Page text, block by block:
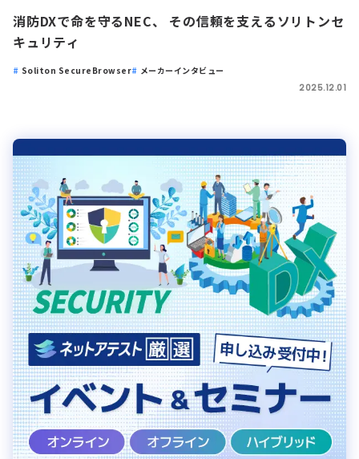
消防DXで命を守るNEC、 その信頼を支えるソリトンセ
キュリティ
Soliton SecureBrowser
メーカーインタビュー
2025.12.01